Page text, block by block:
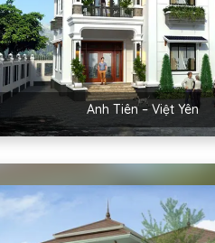
Anh Tiên – Việt Yên